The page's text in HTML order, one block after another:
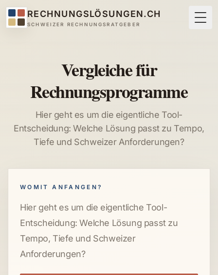
RECHNUNGSLÖSUNGEN.CH
SCHWEIZER RECHNUNGSRATGEBER
Vergleiche für
Rechnungsprogramme
Hier geht es um die eigentliche Tool-
Entscheidung: Welche Lösung passt zu Tempo,
Tiefe und Schweizer Anforderungen?
WOMIT ANFANGEN?
Hier geht es um die eigentliche Tool-
Entscheidung: Welche Lösung passt zu
Tempo, Tiefe und Schweizer
Anforderungen?